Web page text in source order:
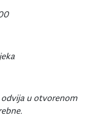
u otvorenom